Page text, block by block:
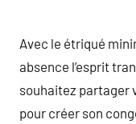
Avec le étriqué
absence l’esprit
souhaitez partager
pour créer son